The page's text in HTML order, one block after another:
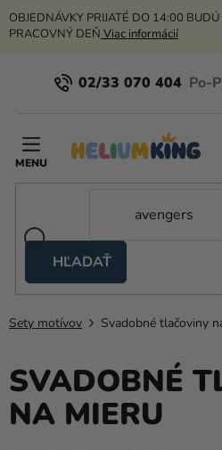
Prejsť
na
OBJEDNÁVKY PRIJATÉ DO 14:00
PRACOVNÝ DEŇ Viac informácií
02/33 070 404
HĽADAŤ
stany
Kanekalon
Hélium
a
balóny
Sety motívov Svadobné tlačoviny
SVADOBNÉ
NA MIERU